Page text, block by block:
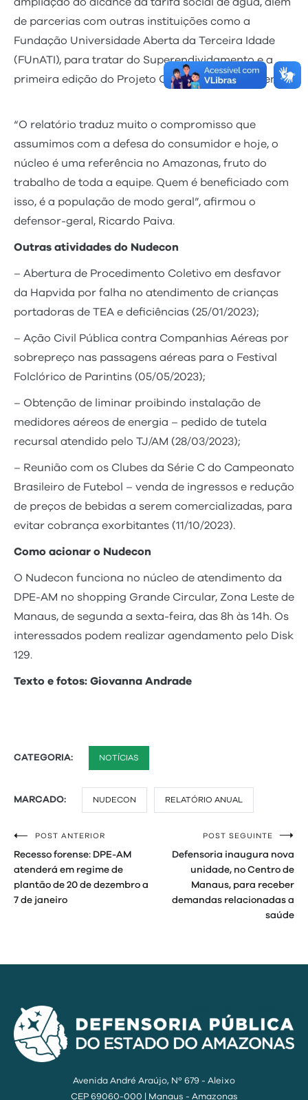
ampliação do alcance da tarifa social de água, além
de parcerias com outras instituições como a
Fundação Universidade Aberta da Terceira Idade
(FUnATI), para tratar do Superendividamento e a
primeira edição do Projeto Consumidor Consciente.
“O relatório traduz muito o compromisso que
assumimos com a defesa do consumidor e hoje, o
núcleo é uma referência no Amazonas, fruto do
trabalho de toda a equipe. Quem é beneficiado com
isso, é a população de modo geral”, afirmou o
defensor-geral, Ricardo Paiva.
Outras atividades do Nudecon
– Abertura de Procedimento Coletivo em desfavor
da Hapvida por falha no atendimento de crianças
portadoras de TEA e deficiências (25/01/2023);
– Ação Civil Pública contra Companhias Aéreas por
sobrepreço nas passagens aéreas para o Festival
Folclórico de Parintins (05/05/2023);
– Obtenção de liminar proibindo instalação de
medidores aéreos de energia – pedido de tutela
recursal atendido pelo TJ/AM (28/03/2023);
– Reunião com os Clubes da Série C do Campeonato
Brasileiro de Futebol – venda de ingressos e redução
de preços de bebidas a serem comercializadas, para
evitar cobrança exorbitantes (11/10/2023).
Como acionar o Nudecon
O Nudecon funciona no núcleo de atendimento da
DPE-AM no shopping Grande Circular, Zona Leste de
Manaus, de segunda a sexta-feira, das 8h às 14h. Os
interessados podem realizar agendamento pelo Disk
129.
Texto e fotos: Giovanna Andrade
CATEGORIA: NOTÍCIAS
MARCADO: NUDECON RELATÓRIO ANUAL
Navegação
de
Post
POST ANTERIOR
Recesso forense: DPE-AM
atenderá em regime de
plantão de 20 de dezembro a
7 de janeiro
POST SEGUINTE
Defensoria inaugura nova
unidade, no Centro de
Manaus, para receber
demandas relacionadas a
saúde
Avenida André Araújo, Nº 679 - Aleixo
CEP 69060-000 | Manaus - Amazonas